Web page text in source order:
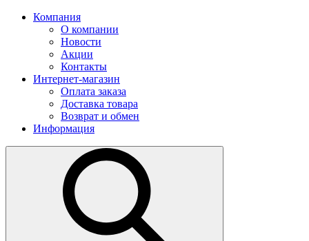
Компания
О компании
Новости
Акции
Контакты
Интернет-магазин
Оплата заказа
Доставка товара
Возврат и обмен
Информация